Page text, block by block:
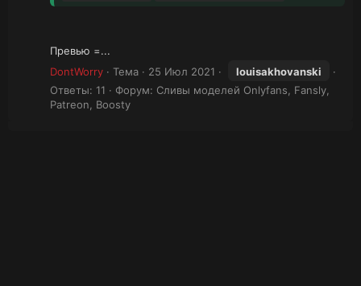
Превью =...
DontWorry
Тема 25 Июл 2021
louisakhovanski
Ответы: 11
Форум: Сливы моделей Onlyfans, Fansly,
Patreon, Boosty